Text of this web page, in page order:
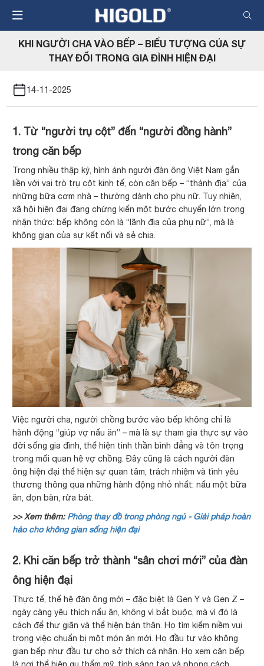
đến
nội
dungKHI NGƯỜI CHA VÀO BẾP – BIỂU TƯỢNG CỦA SỰ
THAY ĐỔI TRONG GIA ĐÌNH HIỆN ĐẠI
14-11-2025
1. Từ “người trụ cột” đến “người đồng hành”
trong căn bếp
Trong nhiều thập kỷ, hình ảnh người đàn ông Việt Nam gắn
liền với vai trò trụ cột kinh tế, còn căn bếp – “thánh địa” của
những bữa cơm nhà – thường dành cho phụ nữ. Tuy nhiên,
xã hội hiện đại đang chứng kiến một bước chuyển lớn trong
nhận thức: bếp không còn là “lãnh địa của phụ nữ”, mà là
không gian của sự kết nối và sẻ chia.
Việc người cha, người chồng bước vào bếp không chỉ là
hành động “giúp vợ nấu ăn” – mà là sự tham gia thực sự vào
đời sống gia đình, thể hiện tinh thần bình đẳng và tôn trọng
trong mối quan hệ vợ chồng. Đây cũng là cách người đàn
ông hiện đại thể hiện sự quan tâm, trách nhiệm và tình yêu
thương thông qua những hành động nhỏ nhất: nấu một bữa
ăn, dọn bàn, rửa bát.
>> Xem thêm: Phòng thay đồ trong phòng ngủ - Giải pháp hoàn
hảo cho không gian sống hiện đại
2. Khi căn bếp trở thành “sân chơi mới” của đàn
ông hiện đại
Thực tế, thế hệ đàn ông mới – đặc biệt là Gen Y và Gen Z –
ngày càng yêu thích nấu ăn, không vì bắt buộc, mà vì đó là
cách để thư giãn và thể hiện bản thân. Họ tìm kiếm niềm vui
trong việc chuẩn bị một món ăn mới. Họ đầu tư vào không
gian bếp như đầu tư cho sở thích cá nhân. Họ xem căn bếp